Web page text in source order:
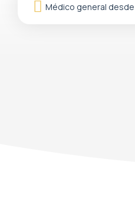
Médico general